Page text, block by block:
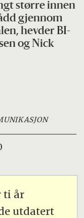
større innen
gjennom
hevder BI-
og Nick
ti år
utdatert